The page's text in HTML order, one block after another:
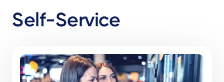
Self-Service